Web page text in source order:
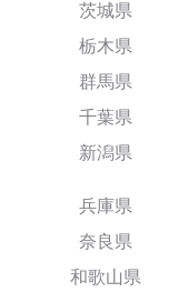
茨城県
栃木県
群馬県
千葉県
新潟県
兵庫県
奈良県
和歌山県